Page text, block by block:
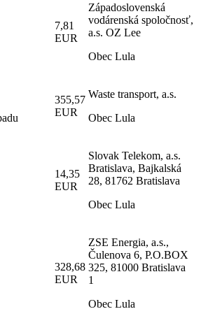
7,81
EUR
Západoslovenská
vodárenská spoločnosť,
a.s. OZ Lee
Obec Lula
355,57
EUR
Waste transport, a.s.
Obec Lula
14,35
EUR
Slovak Telekom, a.s.
Bratislava, Bajkalská
28, 81762 Bratislava
Obec Lula
328,68
EUR
ZSE Energia, a.s.,
Čulenova 6, P.O.BOX
325, 81000 Bratislava
1
Obec Lula